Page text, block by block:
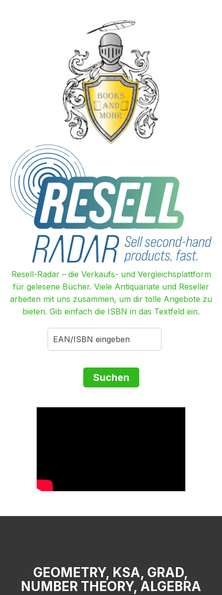
Resell-Radar – die Verkaufs- und Vergleichsplattform
für gelesene Bücher. Viele Antiquariate und Reseller
arbeiten mit uns zusammen, um dir tolle Angebote zu
bieten. Gib einfach die ISBN in das Textfeld ein.
GEOMETRY, KSA, GRAD,
NUMBER THEORY, ALGEBRA